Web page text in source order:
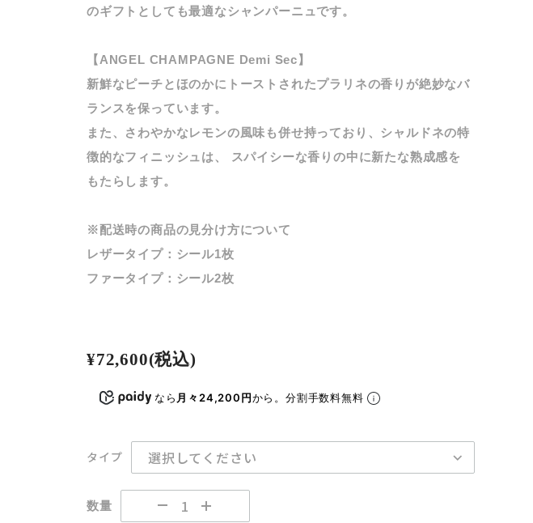
のギフトとしても最適なシャンパーニュです。
【ANGEL CHAMPAGNE Demi Sec】
新鮮なピーチとほのかにトーストされたプラリネの香りが絶妙なバ
ランスを保っています。
また、さわやかなレモンの風味も併せ持っており、シャルドネの特
徴的なフィニッシュは、 スパイシーな香りの中に新たな熟成感を
もたらします。
※配送時の商品の見分け方について
レザータイプ：シール1枚
ファータイプ：シール2枚
¥72,600(税込)
なら 月々24,200円から。分割手数料無料
タイプ
数量